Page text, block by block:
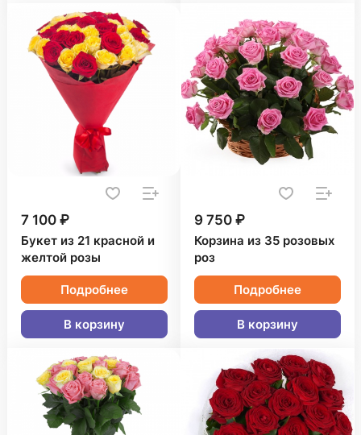
7 100 ₽
Букет из 21 красной и
желтой розы
Подробнее
В корзину
9 750 ₽
Корзина из 35 розовых
роз
Подробнее
В корзину